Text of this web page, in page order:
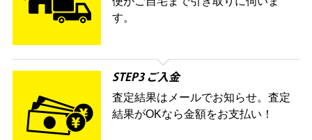
す。
STEP3 ご入金
査定結果はメールでお知らせ。査定
結果がOKなら金額をお支払い！